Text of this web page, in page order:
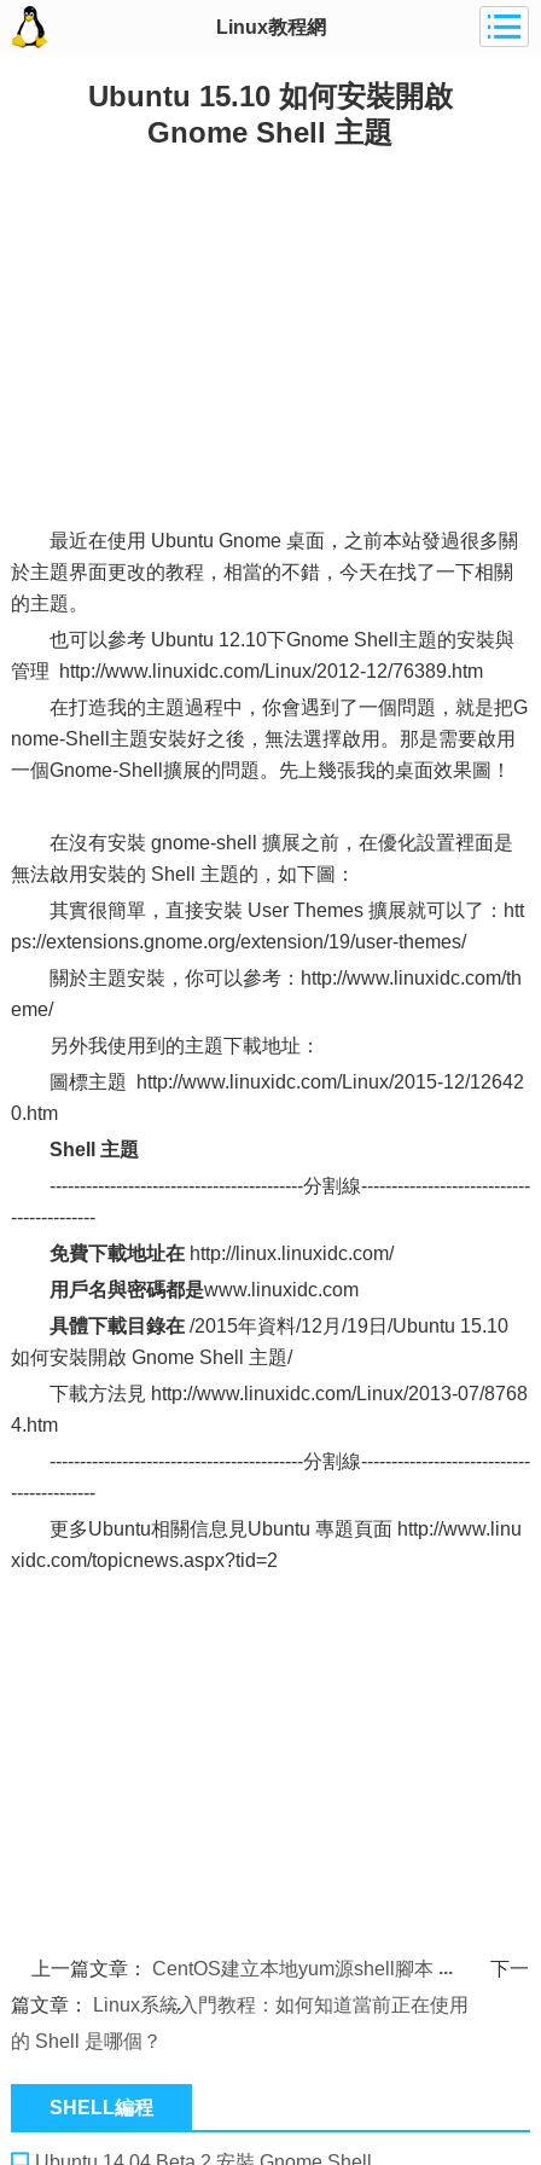
Linux教程網
Ubuntu 15.10 如何安裝開啟
Gnome Shell 主題
最近在使用 Ubuntu Gnome 桌面，之前本站發過很多關
於主題界面更改的教程，相當的不錯，今天在找了一下相關
的主題。
也可以參考 Ubuntu 12.10下Gnome Shell主題的安裝與
管理 http://www.linuxidc.com/Linux/2012-12/76389.htm
在打造我的主題過程中，你會遇到了一個問題，就是把G
nome-Shell主題安裝好之後，無法選擇啟用。那是需要啟用
一個Gnome-Shell擴展的問題。先上幾張我的桌面效果圖！
在沒有安裝 gnome-shell 擴展之前，在優化設置裡面是
無法啟用安裝的 Shell 主題的，如下圖：
其實很簡單，直接安裝 User Themes 擴展就可以了：htt
ps://extensions.gnome.org/extension/19/user-themes/
關於主題安裝，你可以參考：http://www.linuxidc.com/th
eme/
另外我使用到的主題下載地址：
圖標主題 http://www.linuxidc.com/Linux/2015-12/12642
0.htm
Shell 主題
------------------------------------------分割線----------------------------
--------------
免費下載地址在http://linux.linuxidc.com/
用戶名與密碼都是www.linuxidc.com
具體下載目錄在/2015年資料/12月/19日/Ubuntu 15.10
如何安裝開啟 Gnome Shell 主題/
下載方法見 http://www.linuxidc.com/Linux/2013-07/8768
4.htm
------------------------------------------分割線----------------------------
--------------
更多Ubuntu相關信息見Ubuntu 專題頁面 http://www.linu
xidc.com/topicnews.aspx?tid=2
上一篇文章：CentOS建立本地yum源shell腳本
下一
篇文章：
Linux系統入門教程：如何知道當前正在使用
的 Shell 是哪個？
SHELL編程